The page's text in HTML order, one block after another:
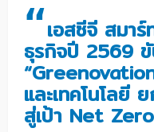
“เอสซีจี สมา
ธุรกิจปี 2569
และเทคโนโลยี
สู่เป้า Net Zero